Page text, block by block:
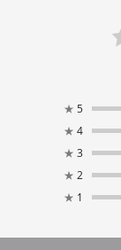
★ 5
★ 4
★ 3
★ 2
★ 1